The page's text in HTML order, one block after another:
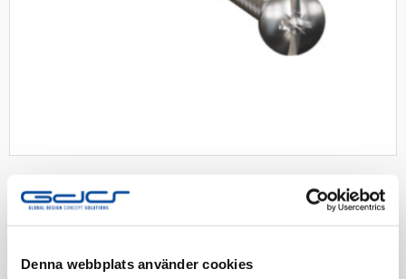
Denna webbplats använder cookies
SCHNEIDER
Schneider dosskruv för app.dosa
55mm